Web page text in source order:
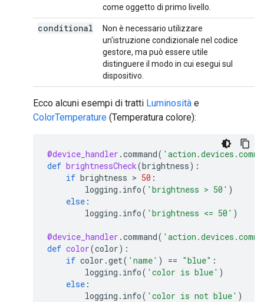
come oggetto di primo livello.
conditional
Non è necessario utilizzare
un'istruzione condizionale nel codice
gestore, ma può essere utile
distinguere il modo in cui esegui sul
dispositivo.
Ecco alcuni esempi di tratti Luminosità e
ColorTemperature (Temperatura colore):
@device_handler .command(
def brightnessCheck(brightness):
if brightness > 50 :
logging . info( 'brightness > 50' )
else :
logging . info( 'brightness <= 50' )
@device_handler .command(
def color(color):
if color .get( 'name' ) == "blue" :
logging . info( 'color is blue' )
else :
logging . info( 'color is not blue' )